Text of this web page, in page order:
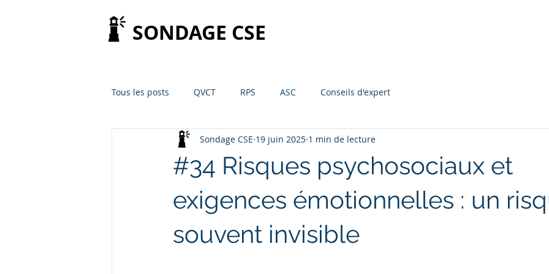
SONDAGE CSE
Tous les posts QVCT RPS ASC Conseils d'expert
#34 Risques psychosociaux et
exigences émotionnelles : un
souvent invisible
Sondage CSE 19 juin 2025 1 min de lecture